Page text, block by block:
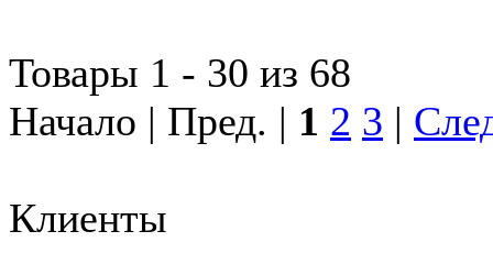
Товары 1 - 30 из 68
Начало | Пред. | 1 2 3 |
Клиенты